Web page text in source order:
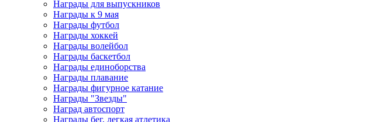
Награды для выпускников
Награды к 9 мая
Награды футбол
Награды хоккей
Награды волейбол
Награды баскетбол
Награды единоборства
Награды плавание
Награды фигурное катание
Награды "Звезды"
Наград автоспорт
Награды бег, легкая атлетика